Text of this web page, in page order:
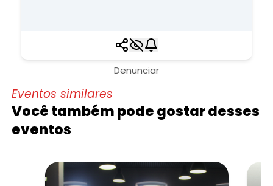
Denunciar
Eventos similares
Você também pode gostar desses
eventos